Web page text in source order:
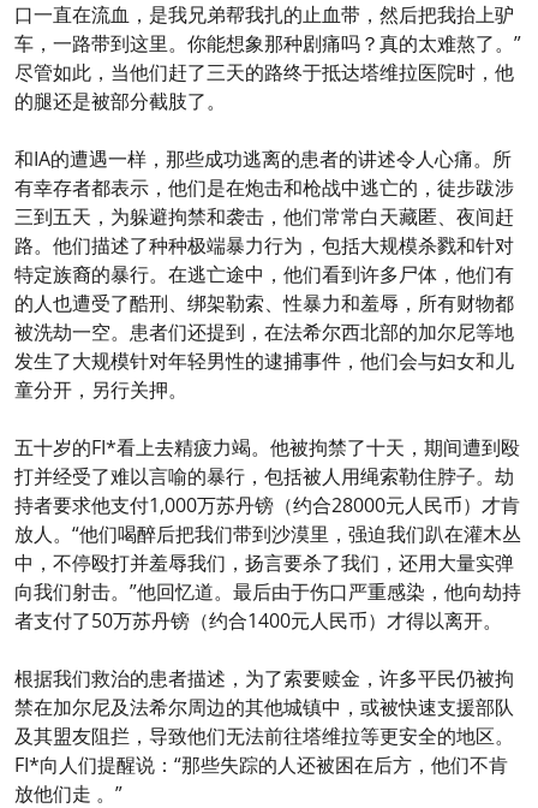
口一直在流血，是我兄弟帮我扎的止血带，然后把我抬上驴
车，一路带到这里。你能想象那种剧痛吗？真的太难熬了。”
尽管如此，当他们赶了三天的路终于抵达塔维拉医院时，他
的腿还是被部分截肢了。
和IA的遭遇一样，那些成功逃离的患者的讲述令人心痛。所
有幸存者都表示，他们是在炮击和枪战中逃亡的，徒步跋涉
三到五天，为躲避拘禁和袭击，他们常常白天藏匿、夜间赶
路。他们描述了种种极端暴力行为，包括大规模杀戮和针对
特定族裔的暴行。在逃亡途中，他们看到许多尸体，他们有
的人也遭受了酷刑、绑架勒索、性暴力和羞辱，所有财物都
被洗劫一空。患者们还提到，在法希尔西北部的加尔尼等地
发生了大规模针对年轻男性的逮捕事件，他们会与妇女和儿
童分开，另行关押。
五十岁的FI*看上去精疲力竭。他被拘禁了十天，期间遭到殴
打并经受了难以言喻的暴行，包括被人用绳索勒住脖子。劫
持者要求他支付1,000万苏丹镑（约合28000元人民币）才肯
放人。“他们喝醉后把我们带到沙漠里，强迫我们趴在灌木丛
中，不停殴打并羞辱我们，扬言要杀了我们，还用大量实弹
向我们射击。”他回忆道。最后由于伤口严重感染，他向劫持
者支付了50万苏丹镑（约合1400元人民币）才得以离开。
根据我们救治的患者描述，为了索要赎金，许多平民仍被拘
禁在加尔尼及法希尔周边的其他城镇中，或被快速支援部队
及其盟友阻拦，导致他们无法前往塔维拉等更安全的地区。
FI*向人们提醒说：“那些失踪的人还被困在后方，他们不肯
放他们走 。”